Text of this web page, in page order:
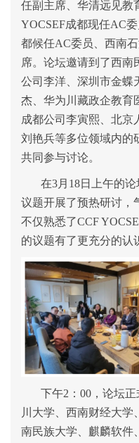
任副主席、华清远见教
YOCSEF成都现任AC
都候任AC委员、西南
席。论坛邀请到了西南
公司李洋、深圳市金蝶
杰、华为川藏政企教育
成都公司李寅熙、北京
刘艳兵等多位领域内的
共同参与讨论。
在3月18日上午的
议题开展了预热研讨，
不仅熟悉了CCF
的议题有了更充分的认
下午2：00，论坛
川大学、西南财经大学
南民族大学、 麒麟软件、